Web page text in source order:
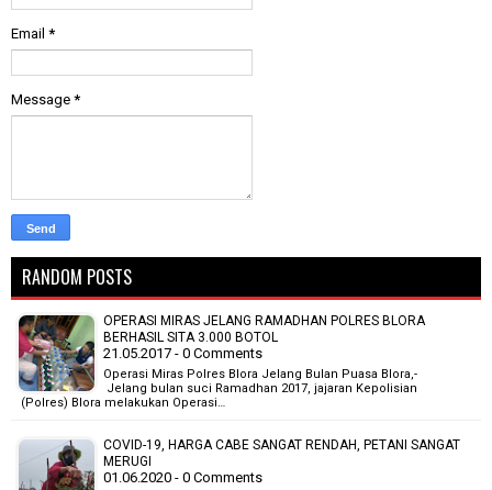
Email *
Message *
RANDOM POSTS
OPERASI MIRAS JELANG RAMADHAN POLRES BLORA
BERHASIL SITA 3.000 BOTOL
21.05.2017 - 0 Comments
Operasi Miras Polres Blora Jelang Bulan Puasa Blora,-
Jelang bulan suci Ramadhan 2017, jajaran Kepolisian
(Polres) Blora melakukan Operasi…
COVID-19, HARGA CABE SANGAT RENDAH, PETANI SANGAT
MERUGI
01.06.2020 - 0 Comments